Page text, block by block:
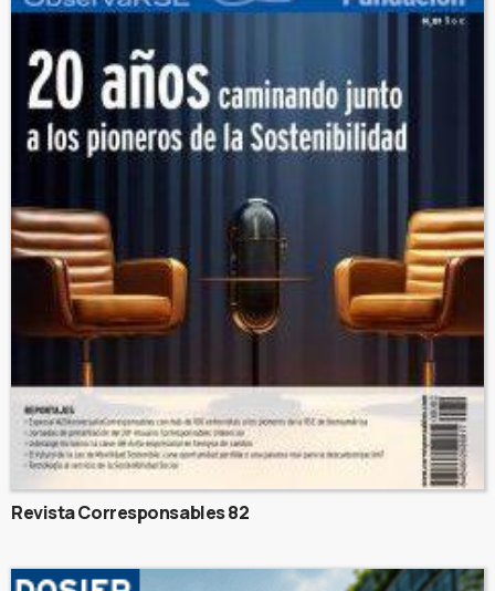
Revista Corresponsables 82